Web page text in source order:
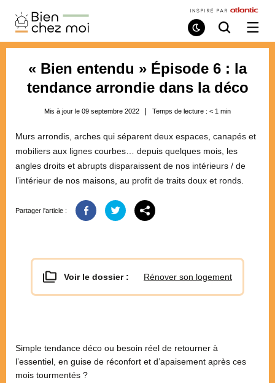
Bien
Chez
Moi
Mode
de
Recherche
/
« Bien entendu » Épisode 6 : la
tendance arrondie dans la déco
Mis à jour le 09 septembre 2022 Temps de lecture : < 1 min
Murs arrondis, arches qui séparent deux espaces, canapés et
mobiliers aux lignes courbes… depuis quelques mois, les
angles droits et abrupts disparaissent de nos intérieurs / de
l’intérieur de nos maisons, au profit de traits doux et ronds.
Partager l'article :
Voir le dossier : Rénover son logement
Simple tendance déco ou besoin réel de retourner à
l’essentiel, en guise de réconfort et d’apaisement après ces
mois tourmentés ?